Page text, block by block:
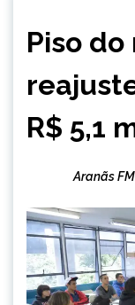
CAPELINHA
GERAIS
Piso
R$ 5,1
Aranãs FM